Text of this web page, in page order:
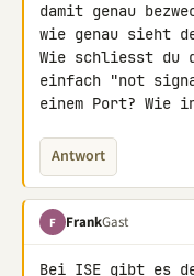
damit genau
wie genau sieht
Wie schliesst du
einfach "not
einem Port? Wie
Antwort
F FrankGast
Bei ISE gibt es